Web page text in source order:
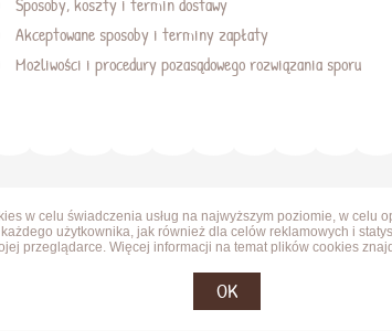
Sposoby, koszty i termin dostawy
Akceptowane sposoby i terminy zapłaty
Możliwości i procedury pozasądowego rozwiązania sporu
w celu świadczenia usług na najwyższym poziomie, w celu
użytkownika, jak również dla celów reklamowych i
przeglądarce. Więcej informacji na temat plików cookies
OK